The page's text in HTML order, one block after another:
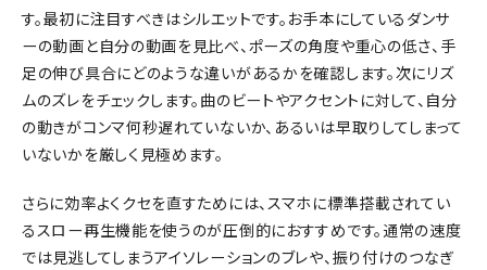
す。最初に注目すべきはシルエットです。お手本にしているダンサ
ーの動画と自分の動画を見比べ、ポーズの角度や重心の低さ、手
足の伸び具合にどのような違いがあるかを確認します。次にリズ
ムのズレをチェックします。曲のビートやアクセントに対して、自分
の動きがコンマ何秒遅れていないか、あるいは早取りしてしまって
いないかを厳しく見極めます。
さらに効率よくクセを直すためには、スマホに標準搭載されてい
るスロー再生機能を使うのが圧倒的におすすめです。通常の速度
では見逃してしまうアイソレーションのブレや、振り付けのつなぎ